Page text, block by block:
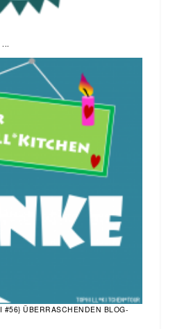
...
#56} ÜBERRASCHENDEN BLOG-